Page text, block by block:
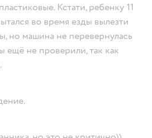
Кстати, ребенку 11
во время езды вылезти
но машина не перевернулась
ещё не проверили, так как